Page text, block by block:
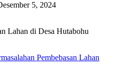
5, 2024
Lahan di Desa Hutabohu